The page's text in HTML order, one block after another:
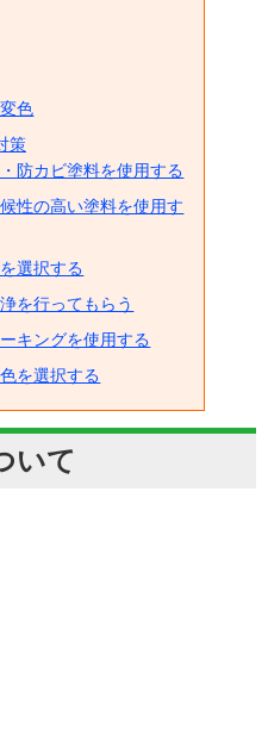
色
策
防カビ塗料を使用する
性の高い塗料を使用す
選択する
を行ってもらう
キングを使用する
を選択する
いて